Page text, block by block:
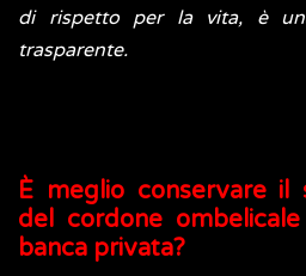
di rispetto per la vita, è
trasparente.
È meglio conservare il
del cordone
banca privata?